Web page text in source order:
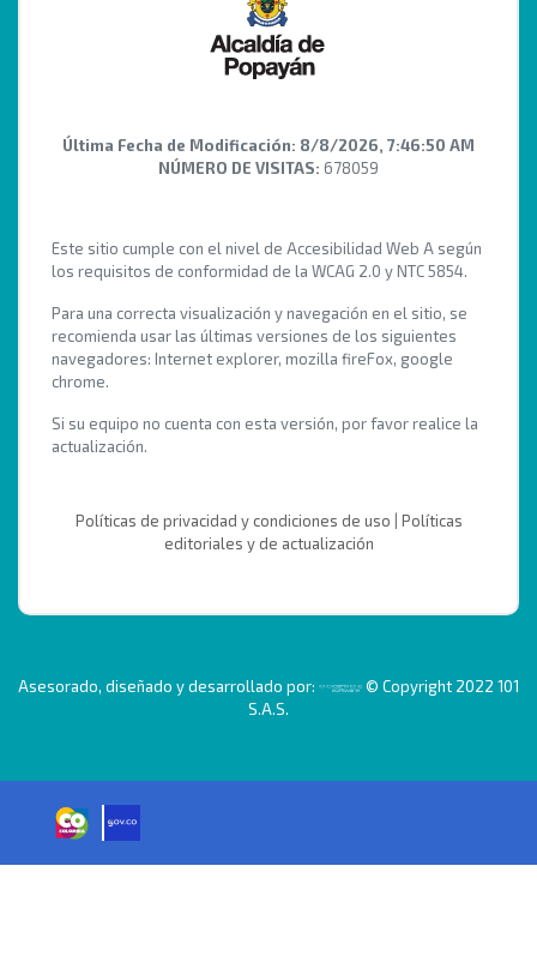
Última Fecha de Modificación: 8/8/2026, 7:46:50 AM
NÚMERO DE VISITAS: 678059
Este sitio cumple con el nivel de Accesibilidad Web A según
los requisitos de conformidad de la WCAG 2.0 y NTC 5854.
Para una correcta visualización y navegación en el sitio, se
recomienda usar las últimas versiones de los siguientes
navegadores: Internet explorer, mozilla fireFox, google
chrome.
Si su equipo no cuenta con esta versión, por favor realice la
actualización.
Políticas de privacidad y condiciones de uso
Políticas
editoriales y de actualización
Asesorado, diseñado y desarrollado por:
© Copyright 2022 101
S.A.S.